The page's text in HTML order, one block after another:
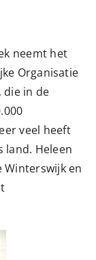
neemt het
Organisatie
die in de
veel heeft
land. Heleen
Winterswijk en